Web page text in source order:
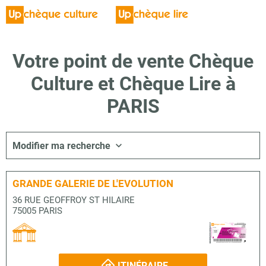
Votre point de vente Chèque
Culture et Chèque Lire à
PARIS
Modifier ma recherche
GRANDE GALERIE DE L'EVOLUTION
36 RUE GEOFFROY ST HILAIRE
75005 PARIS